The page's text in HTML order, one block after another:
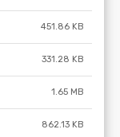
451.86 KB
331.28 KB
1.65 MB
862.13 KB